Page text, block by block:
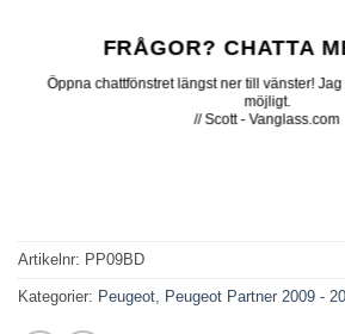
FRÅGOR? CHATTA
Öppna chattfönstret längst ner till vänster!
möjligt.
// Scott - Vanglass.com
Artikelnr: PP09BD
Kategorier: Peugeot, Peugeot Partner 2009 -